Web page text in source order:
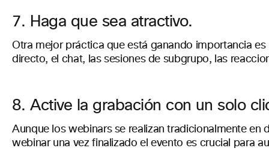
7. Haga que sea atractivo.
Otra mejor práctica que está ganando importancia
directo, el chat, las sesiones de subgrupo, las
8. Active la grabación con un solo
Aunque los webinars se realizan tradicionalmente
webinar una vez finalizado el evento es crucial para